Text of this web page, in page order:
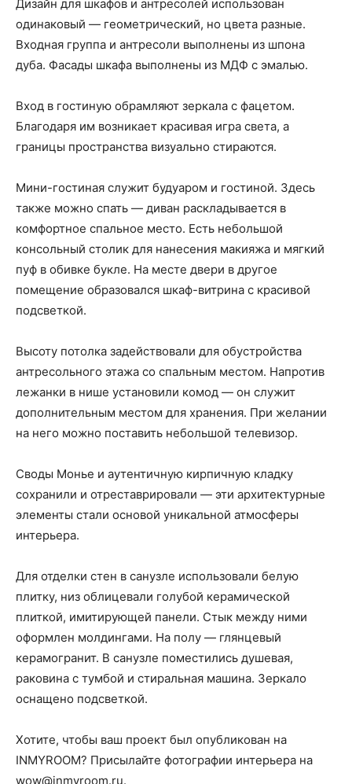
Дизайн для шкафов и антресолей использован
одинаковый — геометрический, но цвета разные.
Входная группа и антресоли выполнены из шпона
дуба. Фасады шкафа выполнены из МДФ с эмалью.
Вход в гостиную обрамляют зеркала с фацетом.
Благодаря им возникает красивая игра света, а
границы пространства визуально стираются.
Мини-гостиная служит будуаром и гостиной. Здесь
также можно спать — диван раскладывается в
комфортное спальное место. Есть небольшой
консольный столик для нанесения макияжа и мягкий
пуф в обивке букле. На месте двери в другое
помещение образовался шкаф-витрина с красивой
подсветкой.
Высоту потолка задействовали для обустройства
антресольного этажа со спальным местом. Напротив
лежанки в нише установили комод — он служит
дополнительным местом для хранения. При желании
на него можно поставить небольшой телевизор.
Своды Монье и аутентичную кирпичную кладку
сохранили и отреставрировали — эти архитектурные
элементы стали основой уникальной атмосферы
интерьера.
Для отделки стен в санузле использовали белую
плитку, низ облицевали голубой керамической
плиткой, имитирующей панели. Стык между ними
оформлен молдингами. На полу — глянцевый
керамогранит. В санузле поместились душевая,
раковина с тумбой и стиральная машина. Зеркало
оснащено подсветкой.
Хотите, чтобы ваш проект был опубликован на
INMYROOM? Присылайте фотографии интерьера на
wow@inmyroom.ru.